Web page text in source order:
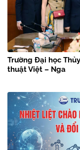
Trường Đại học
thuật Việt – Nga